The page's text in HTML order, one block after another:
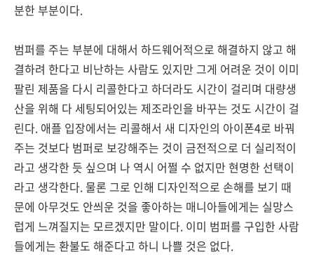
분한 부분이다.
범퍼를 주는 부분에 대해서 하드웨어적으로 해결하지 않고 해
결하려 한다고 비난하는 사람도 있지만 그게 어려운 것이 이미
팔린 제품을 다시 리콜한다고 하더라도 시간이 걸리며 대량생
산을 위해 다 세팅되어있는 제조라인을 바꾸는 것도 시간이 걸
린다. 애플 입장에서는 리콜해서 새 디자인의 아이폰4로 바꿔
주는 것보다 범퍼로 보강해주는 것이 금전적으로 더 실리적이
라고 생각한 듯 싶으며 나 역시 어쩔 수 없지만 현명한 선택이
라고 생각한다. 물론 그로 인해 디자인적으로 손해를 보기 때
문에 아무것도 안씌운 것을 좋아하는 매니아들에게는 실망스
럽게 느껴질지는 모르겠지만 말이다. 이미 범퍼를 구입한 사람
들에게는 환불도 해준다고 하니 나쁠 것은 없다.